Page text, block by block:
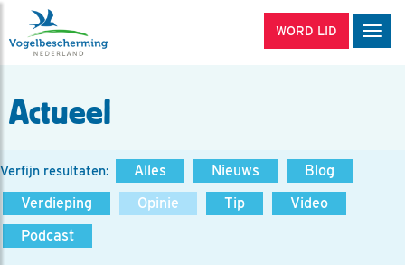
WORD LID
Actueel
Verfijn resultaten: Alles Nieuws
Blog
Verdieping
Opinie Tip
Video
Podcast